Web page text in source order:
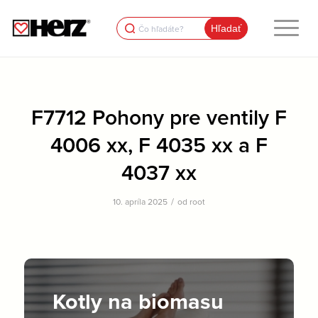
Search
for:
F7712 Pohony pre ventily F
4006 xx, F 4035 xx a F
4037 xx
10. apríla 2025 / od root
Kotly na biomasu